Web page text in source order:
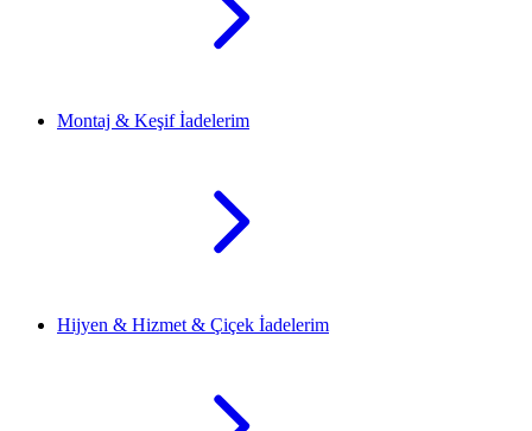
Montaj & Keşif İadelerim
Hijyen & Hizmet & Çiçek İadelerim